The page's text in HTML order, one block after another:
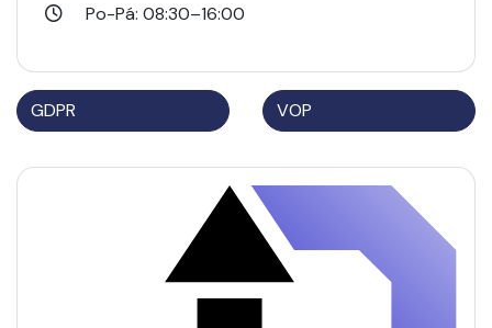
Po-Pá: 08:30–16:00
GDPR VOP